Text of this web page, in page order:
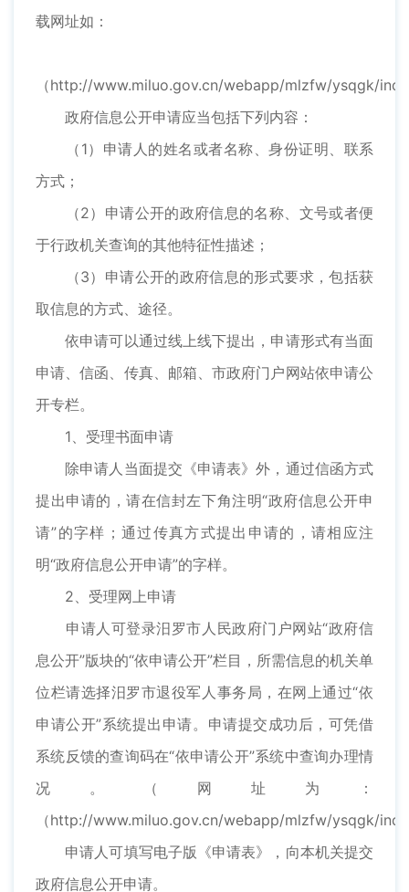
载网址如：
（http://www.miluo.gov.cn/webapp/mlzfw/ysqgk/
政府信息公开申请应当包括下列内容：
（1）申请人的姓名或者名称、身份证明、联系
方式；
（2）申请公开的政府信息的名称、文号或者便
于行政机关查询的其他特征性描述；
（3）申请公开的政府信息的形式要求，包括获
取信息的方式、途径。
依申请可以通过线上线下提出，申请形式有当面
申请、信函、传真、邮箱、市政府门户网站依申请公
开专栏。
1、受理书面申请
除申请人当面提交《申请表》外，通过信函方式
提出申请的，请在信封左下角注明“政府信息公开申
请”的字样；通过传真方式提出申请的，请相应注
明“政府信息公开申请”的字样。
2、受理网上申请
申请人可登录汨罗市人民政府门户网站“政府信
息公开”版块的“依申请公开”栏目，所需信息的机关单
位栏请选择汨罗市退役军人事务局，在网上通过“依
申请公开”系统提出申请。申请提交成功后，可凭借
系统反馈的查询码在“依申请公开”系统中查询办理情
况。（网址为：
（http://www.miluo.gov.cn/webapp/mlzfw/ysqgk/
申请人可填写电子版《申请表》，向本机关提交
政府信息公开申请。